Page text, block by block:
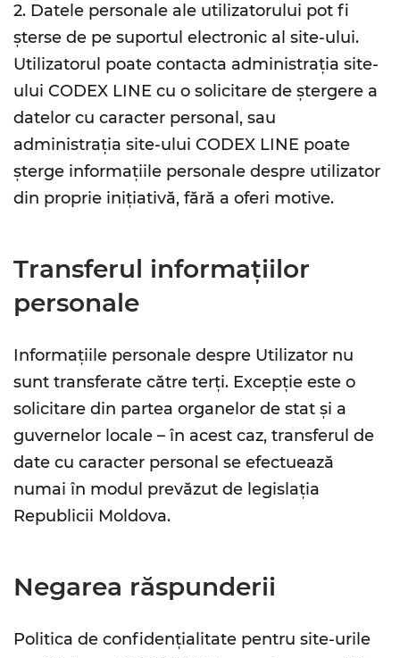
2. Datele personale ale utilizatorului pot fi
șterse de pe suportul electronic al site-ului.
Utilizatorul poate contacta administrația site-
ului CODEX LINE cu o solicitare de ștergere a
datelor cu caracter personal, sau
administrația site-ului CODEX LINE poate
șterge informațiile personale despre utilizator
din proprie inițiativă, fără a oferi motive.
Transferul informațiilor
personale
Informațiile personale despre Utilizator nu
sunt transferate către terți. Excepție este o
solicitare din partea organelor de stat și a
guvernelor locale – în acest caz, transferul de
date cu caracter personal se efectuează
numai în modul prevăzut de legislația
Republicii Moldova.
Negarea răspunderii
Politica de confidențialitate pentru site-urile